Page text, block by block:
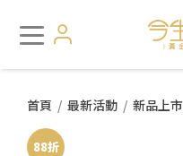
首頁 / 最新活動 / 新品上市
88折